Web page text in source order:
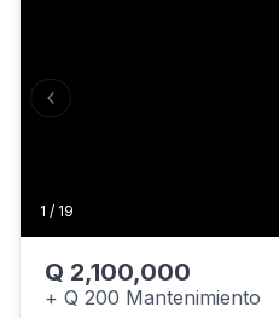
secundario con * Baño
dormitorios adicionales que
1 / 19
Previous slide
Q 2,100,000
+ Q 200 Mantenimiento